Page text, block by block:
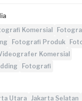
Komersial
Fotografi Produk
Komersial
Fotografi
Utara Jakarta Selatan